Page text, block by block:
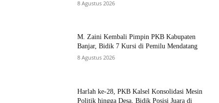
8 Agustus 2026
M. Zaini Kembali Pimpin PKB Kabupaten
Banjar, Bidik 7 Kursi di Pemilu Mendatang
8 Agustus 2026
Harlah ke-28, PKB Kalsel Konsolidasi Mesin
Politik hingga Desa, Bidik Posisi Juara di